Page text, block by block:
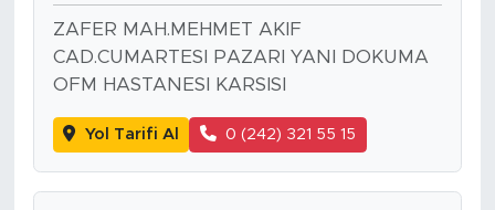
ZAFER MAH.MEHMET AKIF
CAD.CUMARTESI PAZARI YANI DOKUMA
OFM HASTANESI KARSISI
Yol Tarifi Al 0 (242) 321 55 15